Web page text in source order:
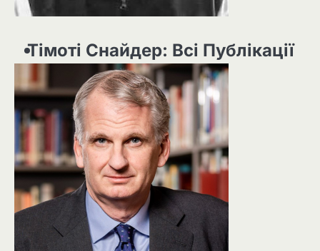
Тімоті Снайдер: Всі Публікації